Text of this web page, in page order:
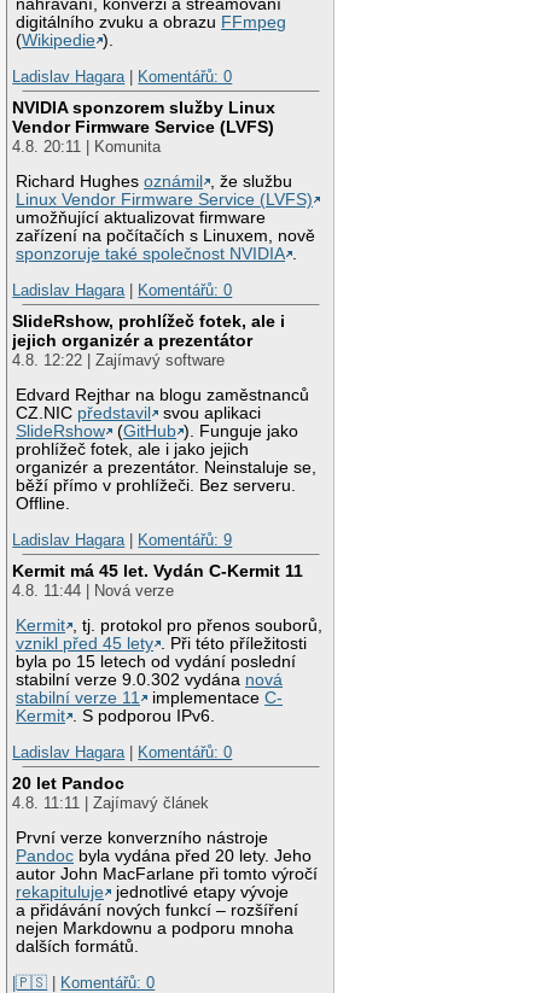
nahrávání, konverzi a streamovaní
digitálního zvuku a obrazu FFmpeg
(Wikipedie ).
Ladislav Hagara
Komentářů: 0
NVIDIA sponzorem služby Linux
Vendor Firmware Service (LVFS)
4.8. 20:11 | Komunita
Richard Hughesoznámil
, že službu
Linux Vendor Firmware Service (LVFS)
umožňující aktualizovat firmware
zařízení na počítačích s Linuxem, nově
sponzoruje také společnost NVIDIA .
Ladislav Hagara | Komentářů: 0
SlideRshow, prohlížeč fotek, ale i
jejich organizér a prezentátor
4.8. 12:22 | Zajímavý software
Edvard Rejthar na blogu zaměstnanců
CZ.NIC představil
svou aplikaci
SlideRshow
(GitHub ). Funguje jako
prohlížeč fotek, ale i jako jejich
organizér a prezentátor. Neinstaluje se,
běží přímo v prohlížeči. Bez serveru.
Offline.
Ladislav Hagara | Komentářů: 9
Kermit má 45 let. Vydán C-Kermit 11
4.8. 11:44 | Nová verze
Kermit , tj. protokol pro přenos souborů,
vznikl před 45 lety . Při této příležitosti
byla po 15 letech od vydání poslední
stabilní verze 9.0.302 vydána nová
stabilní verze 11
implementaceC-
Kermit . S podporou IPv6.
Ladislav Hagara | Komentářů: 0
20 let Pandoc
4.8. 11:11 | Zajímavý článek
První verze konverzního nástroje
Pandoc byla vydána před 20 lety. Jeho
autor John MacFarlane při tomto výročí
rekapituluje
jednotlivé etapy vývoje
a přidávání nových funkcí – rozšíření
nejen Markdownu a podporu mnoha
dalších formátů.
|🇵🇸 | Komentářů: 0